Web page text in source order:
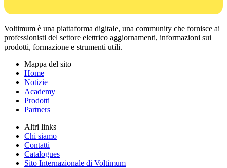
Voltimum è una piattaforma digitale, una community che fornisce ai
professionisti del settore elettrico aggiornamenti, informazioni sui
prodotti, formazione e strumenti utili.
Mappa del sito
Home
Notizie
Academy
Prodotti
Partners
Altri links
Chi siamo
Contatti
Catalogues
Sito Internazionale di Voltimum